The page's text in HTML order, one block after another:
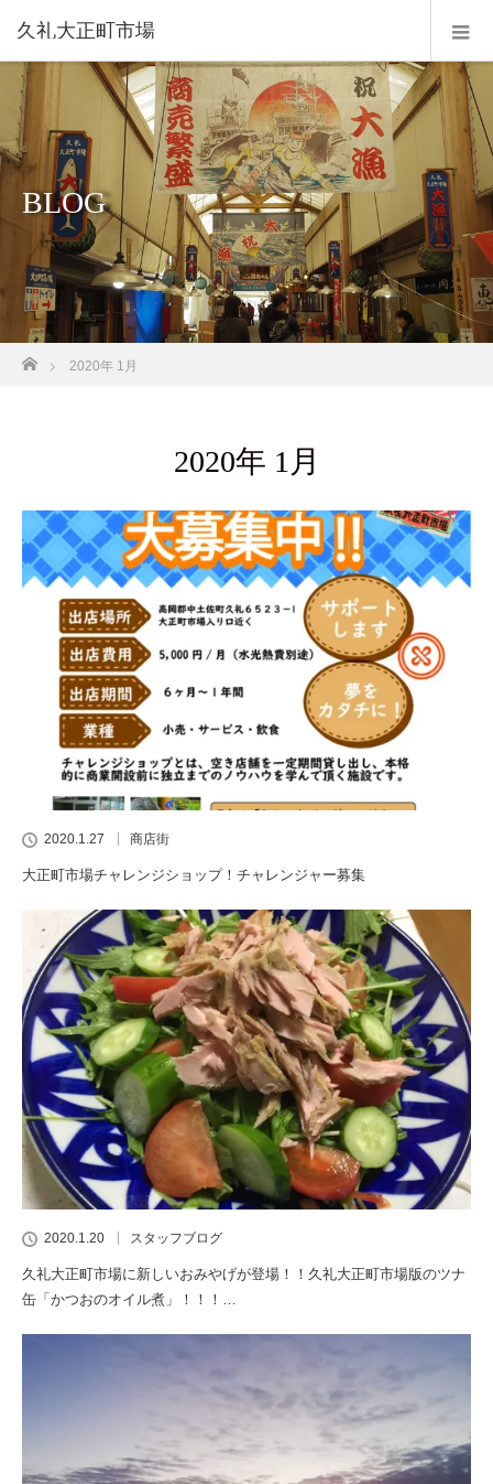
久礼大正町市場
BLOG
ホーム
2020年 1月
2020年 1月
2020.1.27 商店街
大正町市場チャレンジショップ！チャレンジャー募集
2020.1.20 スタッフブログ
久礼大正町市場に新しいおみやげが登場！！久礼大正町市場版のツナ
缶「かつおのオイル煮」！！！…